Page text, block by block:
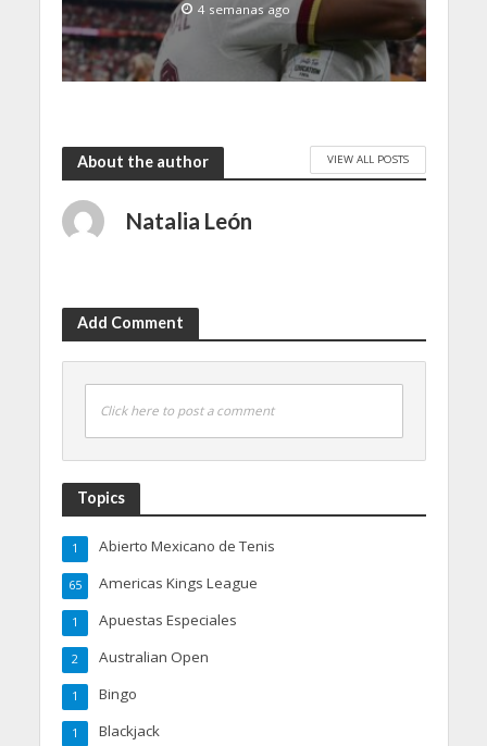
4 semanas ago
About the author VIEW ALL POSTS
Natalia León
Add Comment
Click here to post a comment
Topics
Abierto Mexicano de Tenis
1
Americas Kings League
65
Apuestas Especiales
1
Australian Open
2
Bingo
1
Blackjack
1